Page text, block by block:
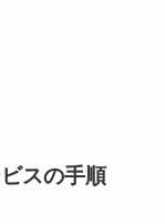
スの手順